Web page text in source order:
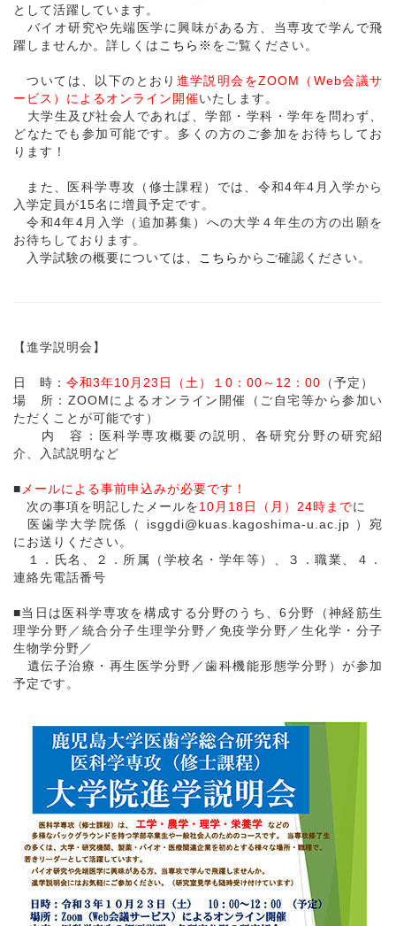
として活躍しています。
バイオ研究や先端医学に興味がある方、当専攻で学んで飛
躍しませんか。詳しくは こちら※ をご覧ください。
ついては、以下のとおり 進学説明会をZOOM（Web会議サ
ービス）によるオンライン開催いたします。
大学生及び社会人であれば、学部・学科・学年を問わず、
どなたでも参加可能です。多くの方のご参加をお待ちしてお
ります！
また、医科学専攻（修士課程）では、令和4年4月入学から
入学定員が15名に増員予定です。
令和4年4月入学（追加募集）への大学４年生の方の出願を
お待ちしております。
入学試験の概要については、
こちらからご確認ください。
【進学説明会】
日 時： 令和3年10月23日（土）１0：00～12：00 （予定）
場 所：ZOOMによるオンライン開催（ご自宅等から参加い
ただくことが可能です）
内 容：医科学専攻概要の説明、各研究分野の研究紹
介、入試説明など
■ メールによる事前申込みが必要です！
次の事項を明記したメールを10月18日（月）24時までに
医歯学大学院係（ isggdi@kuas.kagoshima-u.ac.jp ）宛
にお送りください。
１．氏名、２．所属（学校名・学年等）、３．職業、４．
連絡先電話番号
■当日は医科学専攻を構成する分野のうち、6分野（神経筋生
理学分野／統合分子生理学分野／免疫学分野／生化学・分子
生物学分野／
遺伝子治療・再生医学分野／歯科機能形態学分野）が参加
予定です。